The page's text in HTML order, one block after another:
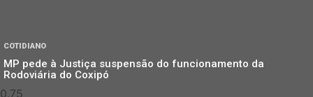
COTIDIANO
MP pede à Justiça suspensão do funcionamento da
Rodoviária do Coxipó